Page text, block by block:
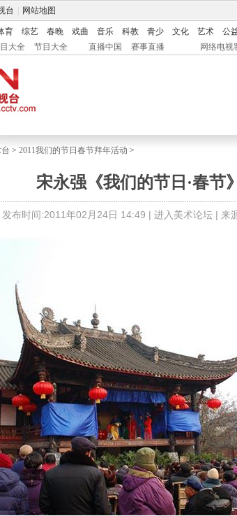
台 网站地图
育 综艺 春晚 戏曲 音乐 科教 青少 文化 艺术 公
大全 节目大全 直播中国 赛事直播 网络电视
> 2011我们的节日春节拜年活动 >
宋永强《我们的节日·春节》
发布时间:2011年02月24日 14:49 | 进入美术论坛| 来